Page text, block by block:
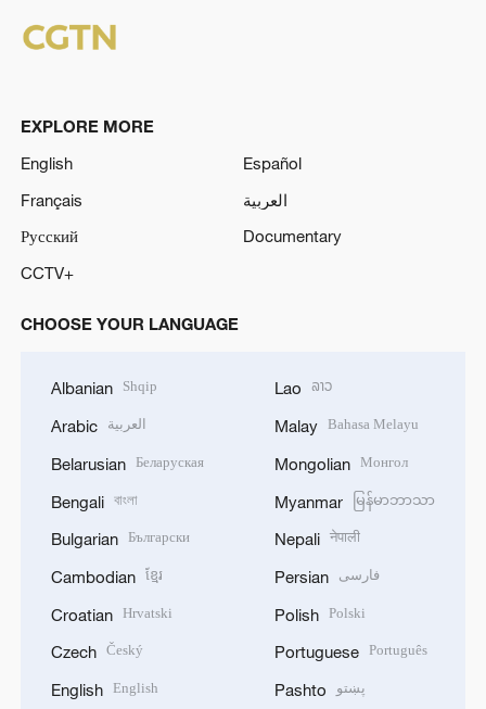
EXPLORE MORE
English
Español
Français
العربية
Русский
Documentary
CCTV+
CHOOSE YOUR LANGUAGE
Albanian Shqip
Arabic العربية
Belarusian Беларуская
Bengali বাংলা
Bulgarian Български
Cambodian ខ្មែរ
Croatian Hrvatski
Czech Český
English English
Lao ລາວ
Malay Bahasa Melayu
Mongolian Монгол
Myanmar မြန်မာဘာသာ
Nepali नेपाली
Persian فارسی
Polish Polski
Portuguese Português
Pashto پښتو